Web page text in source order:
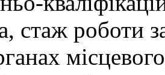
стаж роботи